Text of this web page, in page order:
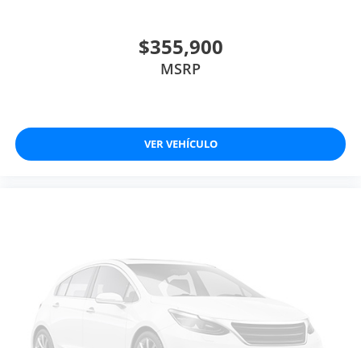
$355,900
MSRP
VER VEHÍCULO